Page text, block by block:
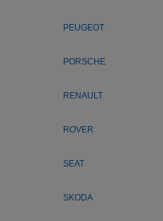
PEUGEOT
PORSCHE
RENAULT
ROVER
SEAT
SKODA